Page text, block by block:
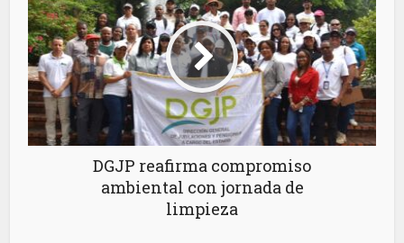
DGJP reafirma compromiso
ambiental con jornada de
limpieza